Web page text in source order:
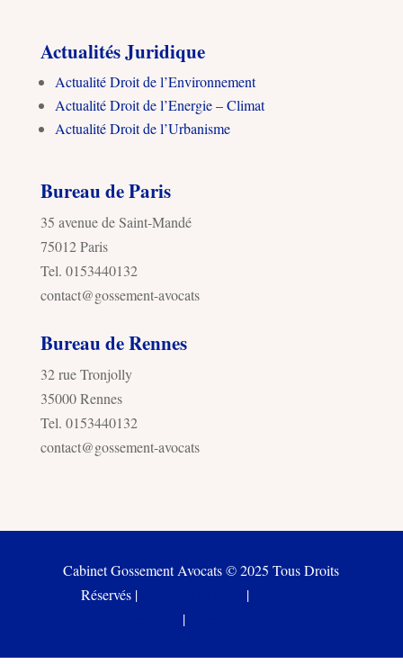
Actualités Juridique
Actualité Droit de l’Environnement
Actualité Droit de l’Energie – Climat
Actualité Droit de l’Urbanisme
Bureau de Paris
35 avenue de Saint-Mandé
75012 Paris
Tel. 0153440132
contact@gossement-avocats
Bureau de Rennes
32 rue Tronjolly
35000 Rennes
Tel. 0153440132
contact@gossement-avocats
Cabinet Gossement Avocats © 2025 Tous Droits
Réservés |
|
|